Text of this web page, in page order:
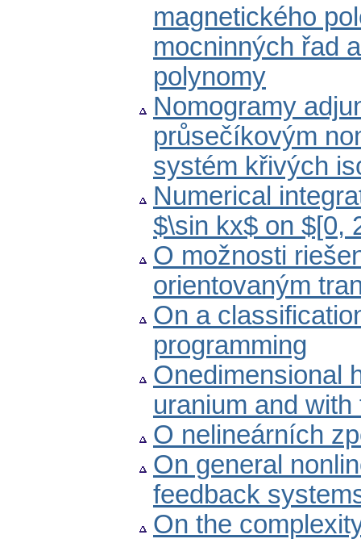
magnetického
mocninných řad
polynomy
Nomogramy
průsečíkovým
systém křivých
Numerical
$\sin kx$ on $[0,
O možnosti
orientovaným
On a
programming
Onedimensional
uranium and
O nelineárních
On general
feedback
On the